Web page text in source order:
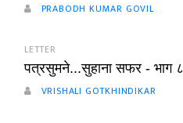
PRABODH KUMAR GOVIL
LETTER
पत्रसुमने...सुहाना सफर - भाग ८
VRISHALI GOTKHINDIKAR